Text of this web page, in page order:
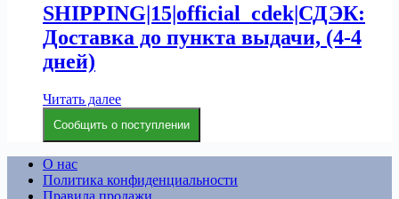
SHIPPING|15|official_cdek|СДЭК:
Доставка до пункта выдачи, (4-4
дней)
Читать далее
Сообщить о поступлении
О нас
Политика конфиденциальности
Правила продажи